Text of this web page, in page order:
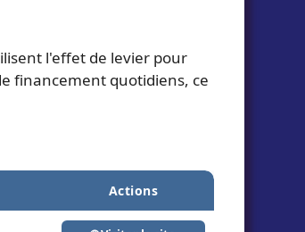
l'effet de levier pour
financement quotidiens, ce
Actions